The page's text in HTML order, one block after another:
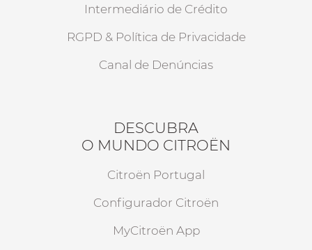
Intermediário de Crédito
RGPD & Política de Privacidade
Canal de Denúncias
DESCUBRA
O MUNDO CITROËN
Citroën Portugal
Configurador Citroën
MyCitroën App